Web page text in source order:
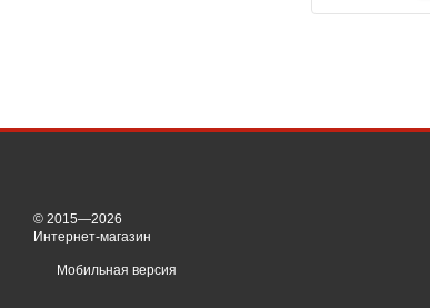
© 2015—2026
Интернет-магазин
Мобильная версия